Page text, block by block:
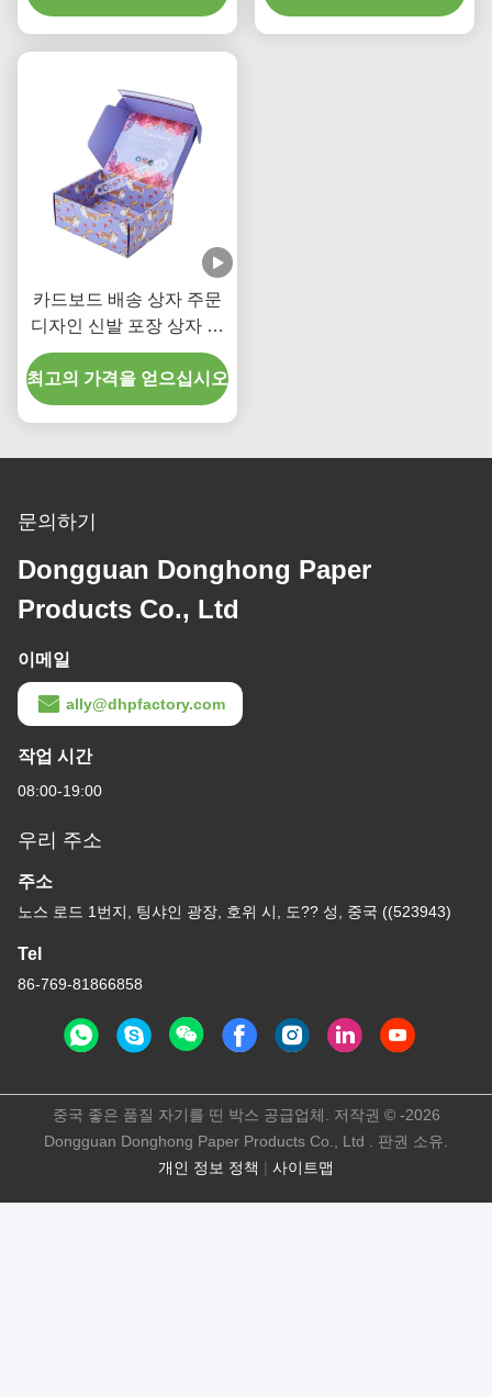
카드보드 배송 상자 주문
디자인 신발 포장 상자 찢
어 줄이
최고의 가격을 얻으십시오
문의하기
Dongguan Donghong Paper
Products Co., Ltd
이메일
ally@dhpfactory.com
작업 시간
08:00-19:00
우리 주소
주소
노스 로드 1번지, 팅샤인 광장, 호위 시, 도?? 성, 중국 ((523943)
Tel
86-769-81866858
개인 정보 정책 | 사이트맵
중국 좋은 품질 자기를 띤 박스 공급업체. 저작권 © -2026
Dongguan Donghong Paper Products Co., Ltd . 판권 소유.